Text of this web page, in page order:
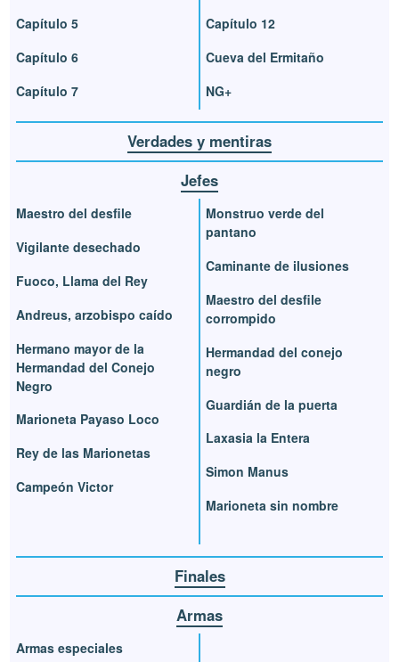
Capítulo 5
Capítulo 6
Capítulo 7
Capítulo 12
Cueva del Ermitaño
NG+
Verdades y mentiras
Jefes
Maestro del desfile
Vigilante desechado
Fuoco, Llama del Rey
Andreus, arzobispo caído
Hermano mayor de la
Hermandad del Conejo
Negro
Marioneta Payaso Loco
Rey de las Marionetas
Campeón Victor
Monstruo verde del
pantano
Caminante de ilusiones
Maestro del desfile
corrompido
Hermandad del conejo
negro
Guardián de la puerta
Laxasia la Entera
Simon Manus
Marioneta sin nombre
Finales
Armas
Armas especiales